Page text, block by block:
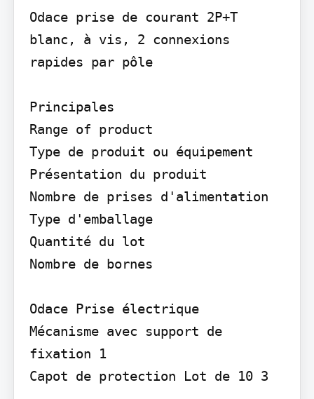
Odace prise de courant 2P+T
blanc, à vis, 2 connexions
rapides par pôle
Principales
Range of product
Type de produit ou équipement
Présentation du produit
Nombre de prises d'alimentation
Type d'emballage
Quantité du lot
Nombre de bornes
Odace Prise électrique
Mécanisme avec support de
fixation 1
Capot de protection Lot de 10 3